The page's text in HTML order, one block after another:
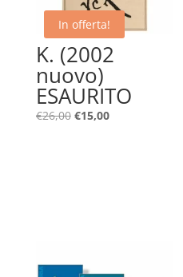
In offerta!
K. (2002
nuovo)
ESAURITO
€26,00 Il
€15,00Il